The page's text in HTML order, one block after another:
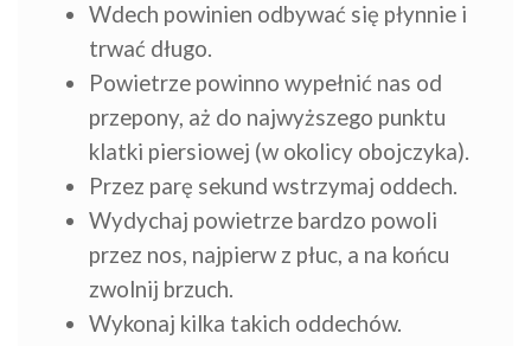
Wdech powinien odbywać się płynnie i
trwać długo.
Powietrze powinno wypełnić nas od
przepony, aż do najwyższego punktu
klatki piersiowej (w okolicy obojczyka).
Przez parę sekund wstrzymaj oddech.
Wydychaj powietrze bardzo powoli
przez nos, najpierw z płuc, a na końcu
zwolnij brzuch.
Wykonaj kilka takich oddechów.